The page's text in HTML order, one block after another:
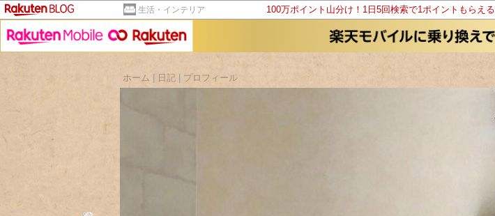
生活・インテリア 100万ポイント山分け！1日5回検索で1ポイントもらえる
ホーム
日記 プロフィール